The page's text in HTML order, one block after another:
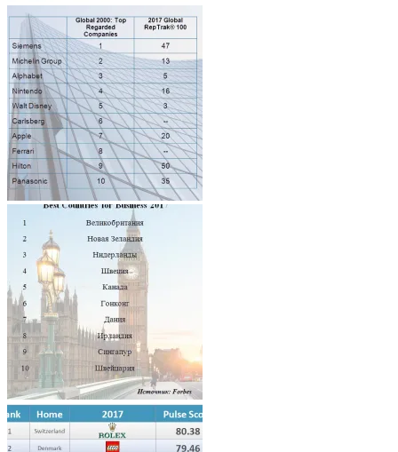
Architecture